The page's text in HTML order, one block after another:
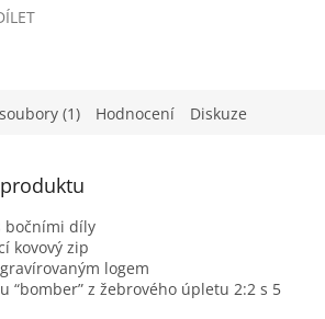
(1) Hodnocení Diskuze
bočními díly
kovový zip
logem
“bomber” z žebrového úpletu 2:2 s 5